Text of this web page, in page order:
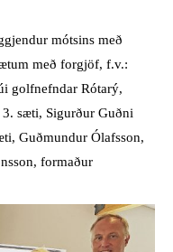
mótsins með
með forgjöf, f.v.:
golfnefndar Rótarý,
sæti, Sigurður Guðni
Guðmundur Ólafsson,
formaður